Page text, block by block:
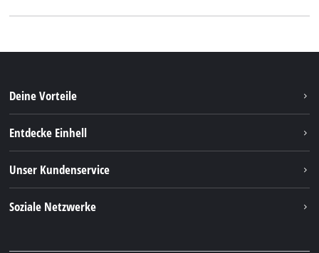
Deine Vorteile
Entdecke Einhell
Nachhaltigkeit
Unser Kundenservice
Soziale Netzwerke